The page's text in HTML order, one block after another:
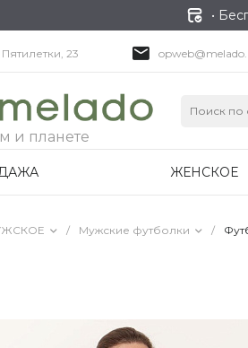
•
23
и планете
ЖЕНСКОЕ
/ Мужские футболки /